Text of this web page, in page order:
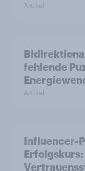
Artikel
fehlende
Artikel
Influencer-
Erfolgskurs: